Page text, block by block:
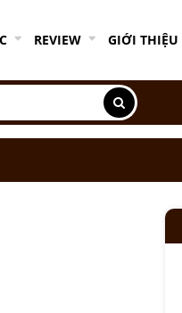
REVIEW GIỚI THIỆU